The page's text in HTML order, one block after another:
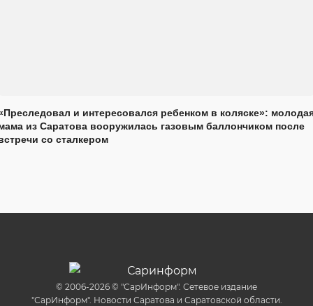
и интересовался ребенком в коляске»:
из Саратова вооружилась газовым баллончиком после
со сталкером
© 2006-2026 © "СарИнформ". Сетевое издание
"СарИнформ". Новости Саратова и Саратовской области.